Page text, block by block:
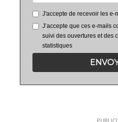
J'accepte de recevoir les e-
J’accepte que ces e-mails
suivi des ouvertures et des
statistiques